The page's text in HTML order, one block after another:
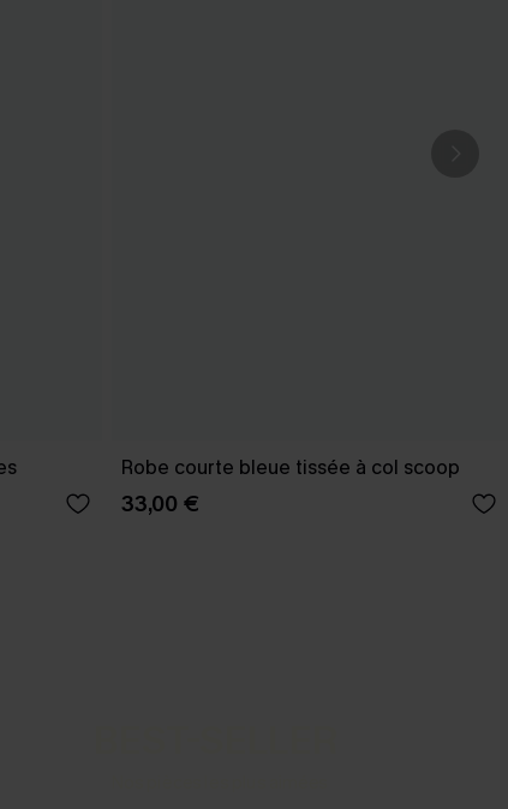
Robe courte bleue tissée à col scoop
33,00 €